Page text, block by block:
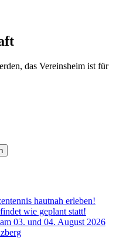
das Vereinsheim ist für
hautnah erleben!
wie geplant statt!
03. und 04. August 2026